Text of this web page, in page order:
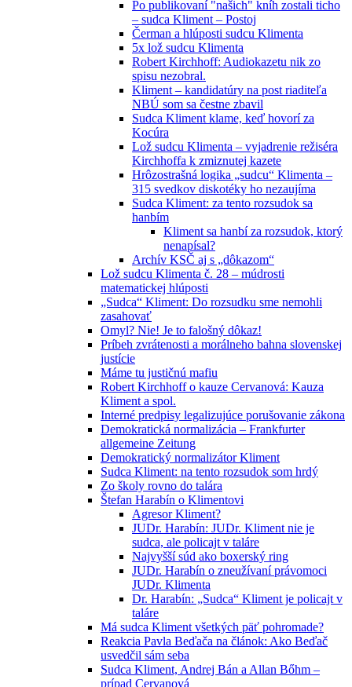
Po publikovaní "našich" kníh zostali ticho
– sudca Kliment – Postoj
Čerman a hlúposti sudcu Klimenta
5x lož sudcu Klimenta
Robert Kirchhoff: Audiokazetu nik zo
spisu nezobral.
Kliment – kandidatúry na post riaditeľa
NBÚ som sa čestne zbavil
Sudca Kliment klame, keď hovorí za
Kocúra
Lož sudcu Klimenta – vyjadrenie režiséra
Kirchhoffa k zmiznutej kazete
Hrôzostrašná logika „sudcu“ Klimenta –
315 svedkov diskotéky ho nezaujíma
Sudca Kliment: za tento rozsudok sa
hanbím
Kliment sa hanbí za rozsudok, ktorý
nenapísal?
Archív KSČ aj s „dôkazom“
Lož sudcu Klimenta č. 28 – múdrosti
matematickej hlúposti
„Sudca“ Kliment: Do rozsudku sme nemohli
zasahovať
Omyl? Nie! Je to falošný dôkaz!
Príbeh zvrátenosti a morálneho bahna slovenskej
justície
Máme tu justičnú mafiu
Robert Kirchhoff o kauze Cervanová: Kauza
Kliment a spol.
Interné predpisy legalizujúce porušovanie zákona
Demokratická normalizácia – Frankfurter
allgemeine Zeitung
Demokratický normalizátor Kliment
Sudca Kliment: na tento rozsudok som hrdý
Zo školy rovno do talára
Štefan Harabín o Klimentovi
Agresor Kliment?
JUDr. Harabín: JUDr. Kliment nie je
sudca, ale policajt v taláre
Najvyšší súd ako boxerský ring
JUDr. Harabín o zneužívaní právomoci
JUDr. Klimenta
Dr. Harabín: „Sudca“ Kliment je policajt v
taláre
Má sudca Kliment všetkých päť pohromade?
Reakcia Pavla Beďača na článok: Ako Beďač
usvedčil sám seba
Sudca Kliment, Andrej Bán a Allan Bőhm –
prípad Cervanová